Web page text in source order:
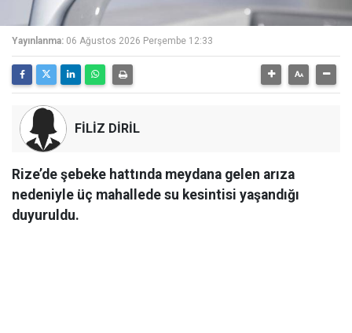
Yayınlanma: 06 Ağustos 2026 Perşembe 12:33
FİLİZ DİRİL
Rize’de şebeke hattında meydana gelen arıza
nedeniyle üç mahallede su kesintisi yaşandığı
duyuruldu.